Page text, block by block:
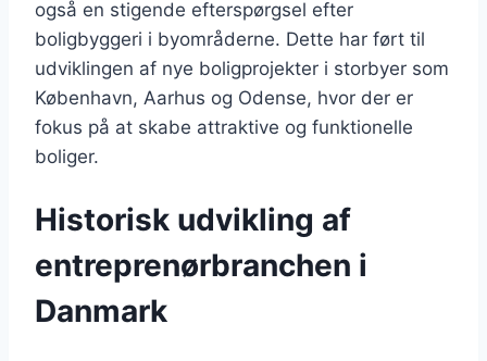
også en stigende efterspørgsel efter
boligbyggeri i byområderne. Dette har ført til
udviklingen af nye boligprojekter i storbyer som
København, Aarhus og Odense, hvor der er
fokus på at skabe attraktive og funktionelle
boliger.
Historisk udvikling af
entreprenørbranchen i
Danmark